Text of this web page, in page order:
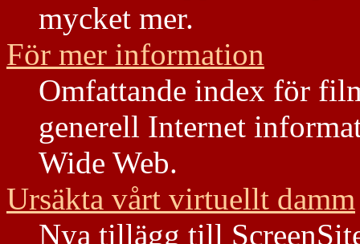
mycket mer.
För mer information
Omfattande index för
generell Internet
Wide Web.
Ursäkta vårt virtuellt damm
Nya tillägg till